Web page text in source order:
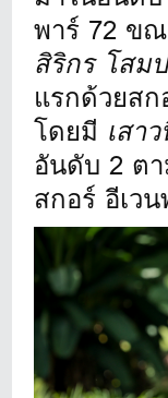
พาร์ 72 ข
สิริกร โสม
แรกด้วยส
โดยมี เสา
อันดับ 2 ต
สกอร์ อีเว